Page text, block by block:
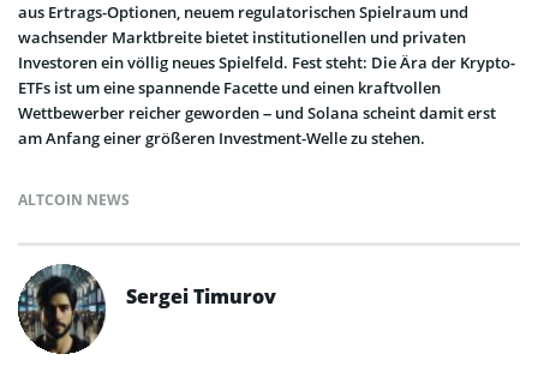
aus Ertrags-Optionen, neuem regulatorischen Spielraum und
wachsender Marktbreite bietet institutionellen und privaten
Investoren ein völlig neues Spielfeld. Fest steht: Die Ära der Krypto-
ETFs ist um eine spannende Facette und einen kraftvollen
Wettbewerber reicher geworden – und Solana scheint damit erst
am Anfang einer größeren Investment-Welle zu stehen.
ALTCOIN NEWS
Sergei Timurov